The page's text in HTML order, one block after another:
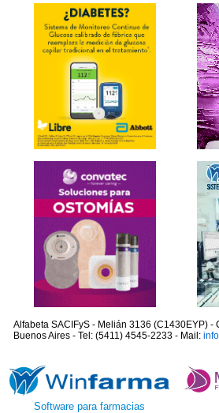
Alfabeta SACIFyS - Melián 3136 (C1430EYP) -
Buenos Aires - Tel: (5411) 4545-2233 - Mail:
Software para farmacias